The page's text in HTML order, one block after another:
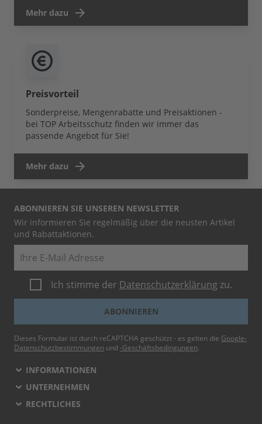
Mehr dazu
Preisvorteil
Sonderpreise, Mengenrabatte und Preisaktionen -
bei TOP Arbeitsschutz finden wir immer das
passende Angebot für Sie!
Mehr dazu
ABONNIEREN SIE UNSEREN NEWSLETTER
Wir informieren Sie regelmäßig über die neusten Artikel
und Rabattaktionen.
Ich stimme der Datenschutzerklärung zu.
ABONNIEREN
Dieses Formular ist durch reCAPTCHA geschützt - es gelten die Google-
Datenschutzbestimmungen und -Geschäftsbedingungen.
INFORMATIONEN
UNTERNEHMEN
RECHTLICHES